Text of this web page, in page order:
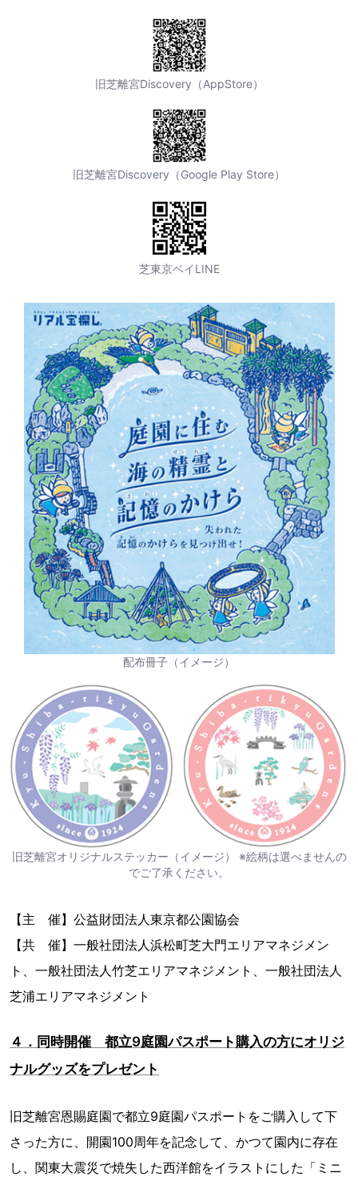
旧芝離宮Discovery（AppStore）
旧芝離宮Discovery（Google Play Store）
芝東京ベイLINE
配布冊子（イメージ）
旧芝離宮オリジナルステッカー（イメージ） ※絵柄は選べませんの
でご了承ください。
【主 催】公益財団法人東京都公園協会
【共 催】一般社団法人浜松町芝大門エリアマネジメン
ト、一般社団法人竹芝エリアマネジメント、一般社団法人
芝浦エリアマネジメント
４．同時開催 都立9庭園パスポート購入の方にオリジ
ナルグッズをプレゼント
旧芝離宮恩賜庭園で都立9庭園パスポートをご購入して下
さった方に、開園100周年を記念して、かつて園内に存在
し、関東大震災で焼失した西洋館をイラストにした「ミニ